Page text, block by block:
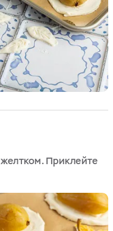
Приклейте